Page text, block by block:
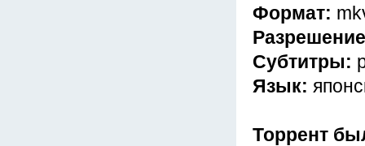
Формат:
Субтитры:
Язык:
Торрент